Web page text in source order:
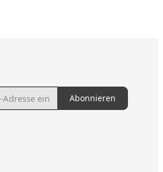
Abonnieren